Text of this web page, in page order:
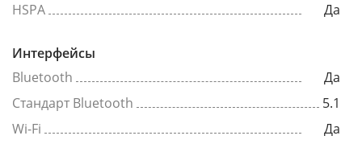
HSPA
Да
Интерфейсы
Bluetooth
Да
Стандарт Bluetooth
5.1
Wi-Fi
Да